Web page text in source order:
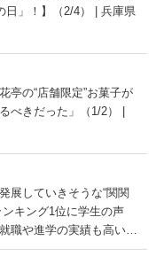
日」！】（2/4） | 兵庫県
亭の“店舗限定”お菓子が
きだった」（1/2） |
展していきそうな“関関
キング1位に学生の声
職や進学の実績も高い」